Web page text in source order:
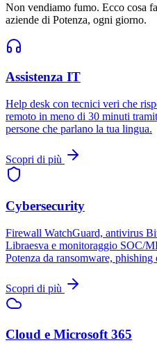
Non vendiamo fumo. Ecco cosa
aziende di Potenza, ogni giorno.
Assistenza IT
Help desk con tecnici veri che
remoto in meno di 30 minuti
persone che parlano la tua lingua.
Scopri di più
Cybersecurity
Firewall WatchGuard, antivirus
Libraesva e monitoraggio SOC/
Potenza da ransomware,
Scopri di più
Cloud e Microsoft 365